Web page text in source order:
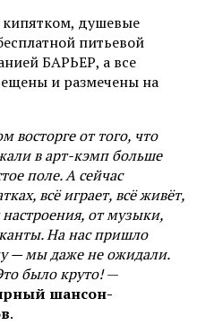
кипятком, душевые
питьевой
БАРЬЕР, а все
и размечены на
от того, что
в арт-кэмп больше
поле. А сейчас
всё играет, всё живёт,
от музыки,
На нас пришло
— мы даже не ожидали.
было круто!—
шансон-
.